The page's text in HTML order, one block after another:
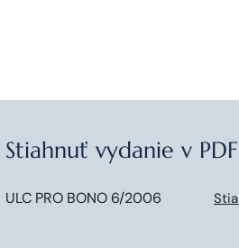
Stiahnuť vydanie v PDF
ULC PRO BONO 6/2006